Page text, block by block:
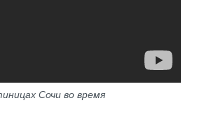
Сочи во время